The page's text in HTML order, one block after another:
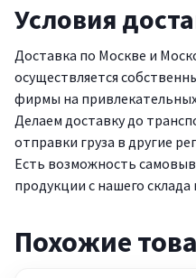
Условия
Доставка по Москве и
осуществляется
фирмы на привлекательных
Делаем доставку до
отправки груза в другие
Есть возможность
продукции с нашего склада
Похожие